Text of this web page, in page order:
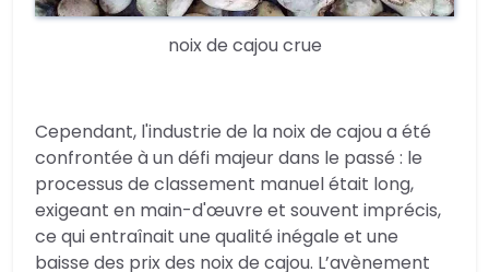
noix de cajou crue
Cependant, l'industrie de la noix de cajou a été
confrontée à un défi majeur dans le passé : le
processus de classement manuel était long,
exigeant en main-d'œuvre et souvent imprécis,
ce qui entraînait une qualité inégale et une
baisse des prix des noix de cajou. L’avènement